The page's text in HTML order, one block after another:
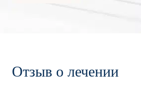
Отзыв о лечении